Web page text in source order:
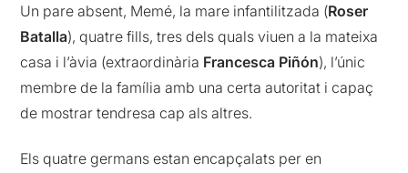
Un pare absent, Memé, la mare infantilitzada (Roser
Batalla), quatre fills, tres dels quals viuen a la mateixa
casa i l’àvia (extraordinària Francesca Piñón), l’únic
membre de la família amb una certa autoritat i capaç
de mostrar tendresa cap als altres.
Els quatre germans estan encapçalats per en